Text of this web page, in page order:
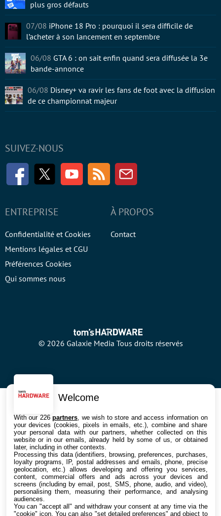
SUIVEZ-NOUS
FacebookTwitter Youtube RSS Newsletter
ENTREPRISE
Confidentialité et Cookies
Mentions légales et CGU
Préférences Cookies
Qui sommes nous
À PROPOS
Contact
© 2026 Galaxie Media Tous droits réservés
plus gros défauts
07/08 iPhone 18 Pro : pourquoi il sera difficile de
l’acheter à son lancement en septembre
06/08 GTA 6 : on sait enfin quand sera diffusée la 3e
bande-annonce
06/08 Disney+ va ravir les fans de foot avec la diffusion
de ce championnat majeur
Welcome
With our 226partners , we wish to store and access information on
your devices (cookies, pixels in emails, etc.), combine and share
your personal data with our partners, whether collected on this
website or in our emails, already held by some of us, or obtained
later, including in other contexts.
Processing this data (identifiers, browsing, preferences, purchases,
loyalty programs, IP, postal addresses and emails, phone, precise
geolocation, etc.) allows developing and offering you services,
content, commercial offers and ads across your devices and
screens (including by email, post, SMS, phone, audio, and video),
personalising them, measuring their performance, and analysing
audiences.
You can "accept all" and withdraw your consent at any time via the
"cookie" icon. You can also "set detailed preferences" and object to